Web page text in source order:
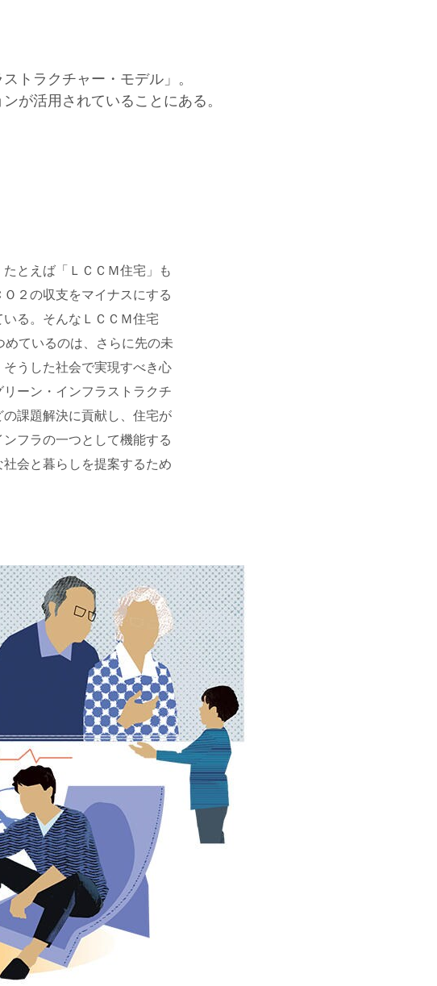
トラクチャー・モデル」。
が活用されていることにある。
とえば「ＬＣＣＭ住宅」も
２の収支をマイナスにする
る。そんなＬＣＣＭ住宅
ているのは、さらに先の未
うした社会で実現すべき心
ーン・インフラストラクチ
課題解決に貢献し、住宅が
フラの一つとして機能する
会と暮らしを提案するため